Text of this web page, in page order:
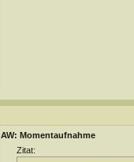
AW: Momentaufnahme
Zitat: